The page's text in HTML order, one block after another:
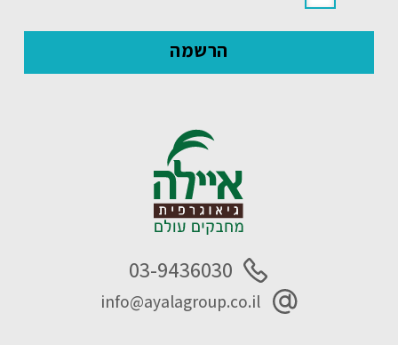
03-9436030
info@ayalagroup.co.il